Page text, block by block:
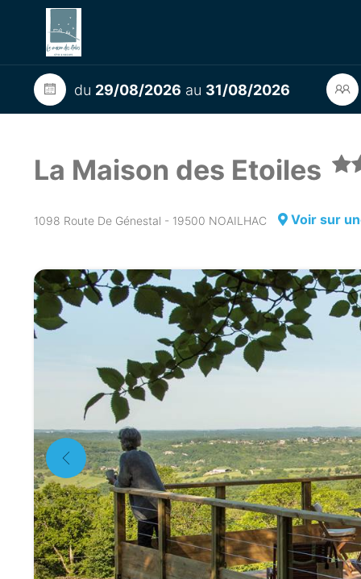
du 29/08/2026 au 31/08/2026
La Maison des Etoiles
1098 Route De Génestal - 19500 NOAILHAC Voir sur